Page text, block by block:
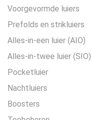
Voorgevormde luiers
Prefolds en strikluiers
Alles-in-een luier (AIO)
Alles-in-twee luier (SIO)
Pocketluier
Nachtluiers
Boosters